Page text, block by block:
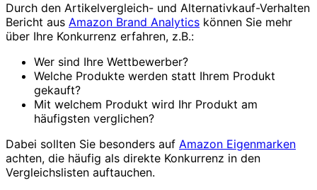
Durch den Artikelvergleich- und Alternativkauf-Verhalten
Bericht aus Amazon Brand Analytics können Sie mehr
über Ihre Konkurrenz erfahren, z.B.:
Wer sind Ihre Wettbewerber?
Welche Produkte werden statt Ihrem Produkt
gekauft?
Mit welchem Produkt wird Ihr Produkt am
häufigsten verglichen?
Dabei sollten Sie besonders auf Amazon Eigenmarken
achten, die häufig als direkte Konkurrenz in den
Vergleichslisten auftauchen.